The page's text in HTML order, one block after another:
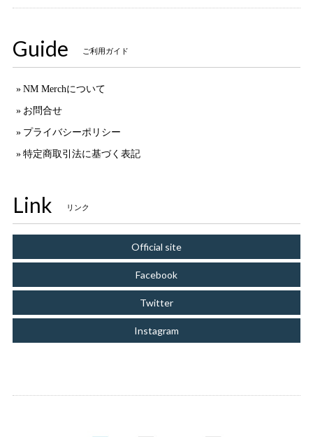
Guide ご利用ガイド
NM Merchについて
お問合せ
プライバシーポリシー
特定商取引法に基づく表記
Link リンク
Official site
Facebook
Twitter
Instagram